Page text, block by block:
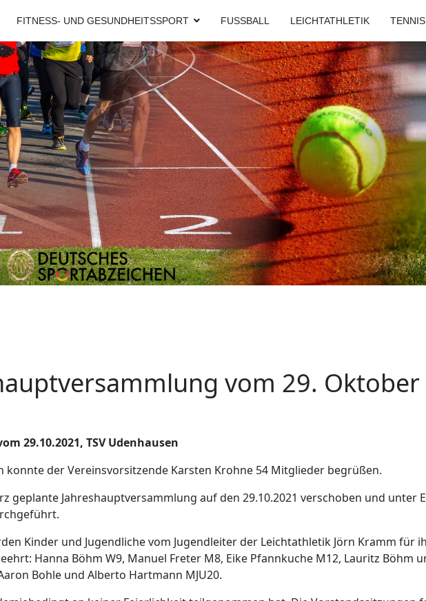
FITNESS- UND GESUNDHEITSSPORT FUSSBALL LEICHTATHLETIK TENNIS
vom 29. Oktober
29.10.2021, TSV Udenhausen
konnte der Vereinsvorsitzende Karsten Krohne 54 Mitglieder begrüßen.
geplante Jahreshauptversammlung auf den 29.10.2021 verschoben und unter
Kinder und Jugendliche vom Jugendleiter der Leichtathletik Jörn Kramm für
Hanna Böhm W9, Manuel Freter M8, Eike Pfannkuche M12, Lauritz Böhm
Bohle und Alberto Hartmann MJU20.